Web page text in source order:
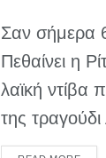
Σαν σήμερα
Πεθαίνει η
λαϊκή ντίβα
της